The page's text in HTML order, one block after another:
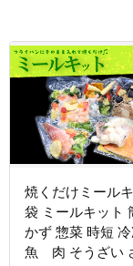
焼くだけミール
袋 ミールキット
かず 惣菜 時短 冷
魚 肉 そうざい